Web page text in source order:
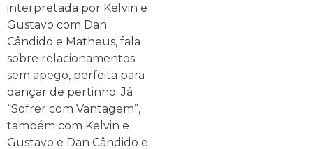
interpretada por Kelvin e
Gustavo com Dan
Cândido e Matheus, fala
sobre relacionamentos
sem apego, perfeita para
dançar de pertinho. Já
“Sofrer com Vantagem”,
também com Kelvin e
Gustavo e Dan Cândido e